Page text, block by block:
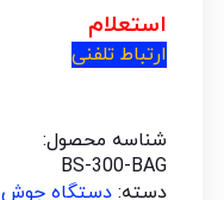
استعلام
ارتباط تلفنی
شناسه محصول:
BS-300-BAG
دسته: دستگاه جوش